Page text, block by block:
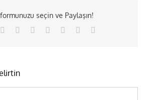
seçin ve Paylaşın!
Reddit LinkedIn
TumblrPinterest